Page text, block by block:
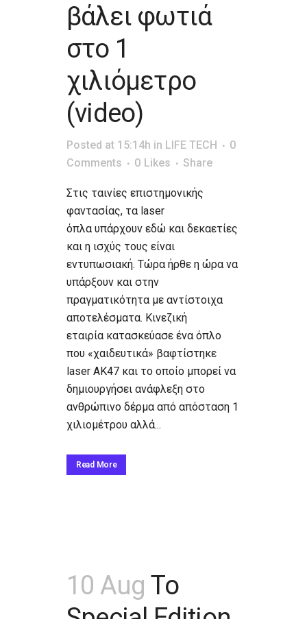
βάλει φωτιά
στο 1
χιλιόμετρο
(video)
Posted at 15:14h in LIFE TECH
0
Comments
0 Likes Share
Στις ταινίες επιστημονικής
φαντασίας, τα laser
όπλα υπάρχουν εδώ και δεκαετίες
και η ισχύς τους είναι
εντυπωσιακή. Τώρα ήρθε η ώρα να
υπάρξουν και στην
πραγματικότητα με αντίστοιχα
αποτελέσματα. Κινεζική
εταιρία κατασκεύασε ένα όπλο
που «χαιδευτικά» βαφτίστηκε
laser AK47 και το οποίο μπορεί να
δημιουργήσει ανάφλεξη στο
ανθρώπινο δέρμα από απόσταση 1
χιλιομέτρου αλλά...
Read More
10 Aug Το